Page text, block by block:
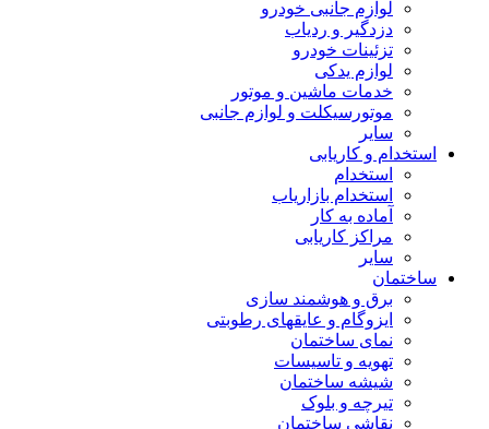
لوازم جانبی خودرو
دزدگیر و ردیاب
تزئینات خودرو
لوازم یدکی
خدمات ماشین و موتور
موتورسیکلت و لوازم جانبی
سایر
استخدام و کاریابی
استخدام
استخدام بازاریاب
آماده به کار
مراکز کاریابی
سایر
ساختمان
برق و هوشمند سازی
ایزوگام و عایقهای رطوبتی
نمای ساختمان
تهویه و تاسیسات
شیشه ساختمان
تیرچه و بلوک
نقاشی ساختمان